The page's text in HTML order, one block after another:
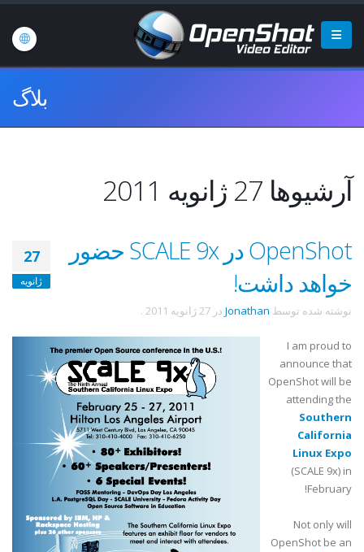
بلاگ
آرشیوها 27 ژانویه 2011
27
ژانویه
OpenShot در SCALE 9x حضور
خواهد داشت!
نوشته شده توسط Jonathan در 27 ژانویه 2011 .
I am proud to
announce that
OpenShotwill be
attending the
Southern
California
Linux Expo
(SCALE 9x) in
February!
Not only will
OpenShot be an